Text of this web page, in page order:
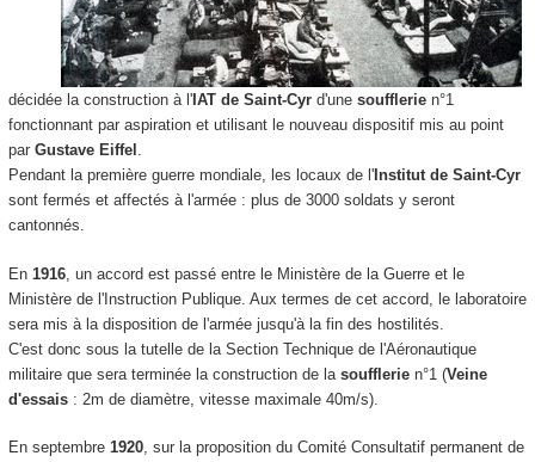
décidée la construction à l'IAT de Saint-Cyrd'une soufflerien°1
fonctionnant par aspiration et utilisant le nouveau dispositif mis au point
par Gustave Eiffel .
Pendant la première guerre mondiale, les locaux de l'Institut de Saint-Cyr
sont fermés et affectés à l'armée : plus de 3000 soldats y seront
cantonnés.
En 1916, un accord est passé entre le Ministère de la Guerre et le
Ministère de l'Instruction Publique. Aux termes de cet accord, le laboratoire
sera mis à la disposition de l'armée jusqu'à la fin des hostilités.
C'est donc sous la tutelle de la Section Technique de l'Aéronautique
militaire que sera terminée la construction de la soufflerien°1 (Veine
d'essais: 2m de diamètre, vitesse maximale 40m/s).
En septembre 1920, sur la proposition du Comité Consultatif permanent de